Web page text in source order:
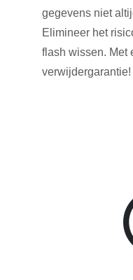
gegevens niet
Elimineer het
flash wissen. Met
verwijdergarantie!